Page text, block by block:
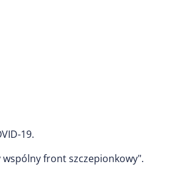
19.
wspólny front szczepionkowy".